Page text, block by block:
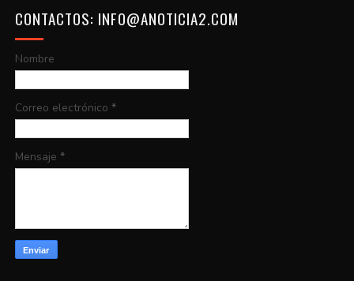
CONTACTOS: INFO@ANOTICIA2.COM
Nombre
Correo electrónico *
Mensaje *